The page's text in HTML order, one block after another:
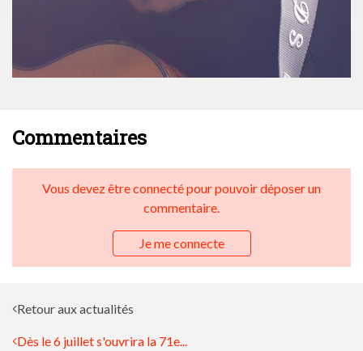
Commentaires
Vous devez être connecté pour pouvoir déposer un
commentaire.
Je me connecte
Retour aux actualités
Dès le 6 juillet s'ouvrira la 71e...